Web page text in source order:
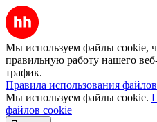
Мы используем файлы cookie,
правильную работу нашего
трафик.
Правила использования
Мы используем файлы cookie.
файлов cookie